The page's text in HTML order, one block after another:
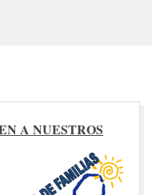
A NUESTROS